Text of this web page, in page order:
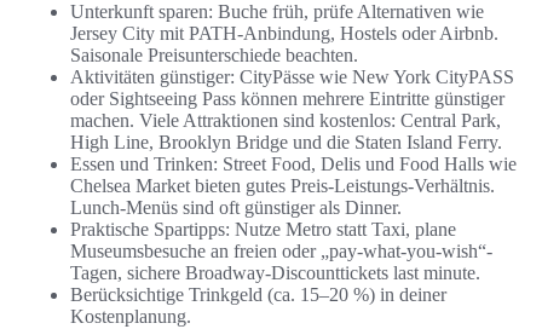
Unterkunft sparen: Buche früh, prüfe Alternativen wie
Jersey City mit PATH-Anbindung, Hostels oder Airbnb.
Saisonale Preisunterschiede beachten.
Aktivitäten günstiger: CityPässe wie New York CityPASS
oder Sightseeing Pass können mehrere Eintritte günstiger
machen. Viele Attraktionen sind kostenlos: Central Park,
High Line, Brooklyn Bridge und die Staten Island Ferry.
Essen und Trinken: Street Food, Delis und Food Halls wie
Chelsea Market bieten gutes Preis-Leistungs-Verhältnis.
Lunch-Menüs sind oft günstiger als Dinner.
Praktische Spartipps: Nutze Metro statt Taxi, plane
Museumsbesuche an freien oder „pay-what-you-wish“-
Tagen, sichere Broadway-Discounttickets last minute.
Berücksichtige Trinkgeld (ca. 15–20 %) in deiner
Kostenplanung.